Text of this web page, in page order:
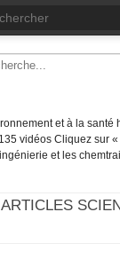
et à la santé
vidéos Cliquez sur «
et les
ARTICLES